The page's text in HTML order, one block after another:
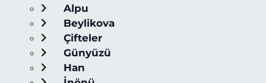
Alpu
Beylikova
Çifteler
Günyüzü
Han